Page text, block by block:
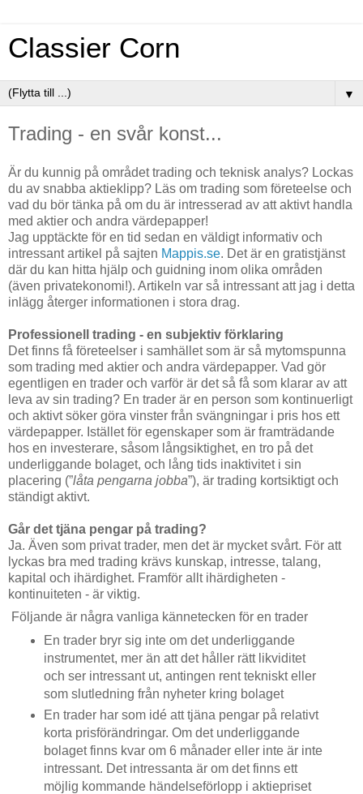
Classier Corn
▼
Trading - en svår konst...
Är du kunnig på området trading och teknisk analys? Lockas
du av snabba aktieklipp? Läs om trading som företeelse och
vad du bör tänka på om du är intresserad av att aktivt handla
med aktier och andra värdepapper!
Jag upptäckte för en tid sedan en väldigt informativ och
intressant artikel på sajten Mappis.se. Det är en gratistjänst
där du kan hitta hjälp och guidning inom olika områden
(även privatekonomi!). Artikeln var så intressant att jag i detta
inlägg återger informationen i stora drag.
Professionell trading - en subjektiv förklaring
Det finns få företeelser i samhället som är så mytomspunna
som trading med aktier och andra värdepapper. Vad gör
egentligen en trader och varför är det så få som klarar av att
leva av sin trading? En trader är en person som kontinuerligt
och aktivt söker göra vinster från svängningar i pris hos ett
värdepapper. Istället för egenskaper som är framträdande
hos en investerare, såsom långsiktighet, en tro på det
underliggande bolaget, och lång tids inaktivitet i sin
placering (”låta pengarna jobba”), är trading kortsiktigt och
ständigt aktivt.
Går det tjäna pengar på trading?
Ja. Även som privat trader, men det är mycket svårt. För att
lyckas bra med trading krävs kunskap, intresse, talang,
kapital och ihärdighet. Framför allt ihärdigheten -
kontinuiteten - är viktig.
Följande är några vanliga kännetecken för en trader
En trader bryr sig inte om det underliggande
instrumentet, mer än att det håller rätt likviditet
och ser intressant ut, antingen rent tekniskt eller
som slutledning från nyheter kring bolaget
En trader har som idé att tjäna pengar på relativt
korta prisförändringar. Om det underliggande
bolaget finns kvar om 6 månader eller inte är inte
intressant. Det intressanta är om det finns ett
möjlig kommande händelseförlopp i aktiepriset